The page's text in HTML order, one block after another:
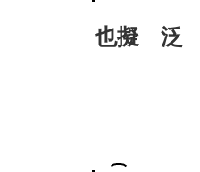
也擬